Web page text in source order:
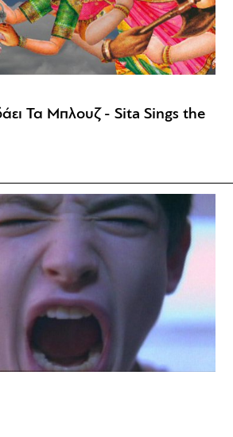
Τα Μπλουζ - Sita Sings the